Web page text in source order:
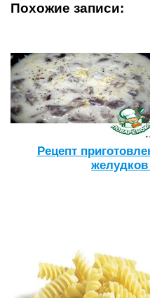
Похожие записи:
Рецепт
желудков